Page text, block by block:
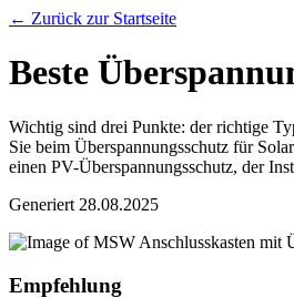
← Zurück zur Startseite
Beste
Wichtig sind drei Punkte: der richtige
Sie beim Überspannungsschutz für
einen PV-Überspannungsschutz, der
Generiert 28.08.2025
Empfehlung